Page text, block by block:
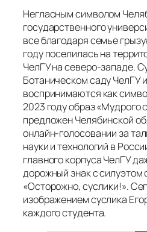
Негласным символом
государственного
все благодаря семье
году поселилась на
ЧелГУ на северо-западе.
Ботаническом саду ЧелГУ
воспринимаются как
2023 году образ «Мудрого
предложен Челябинской
онлайн-голосовании за
науки и технологий в
главного корпуса ЧелГУ
дорожный знак с силуэтом
«Осторожно, суслики!».
изображением суслика
каждого студента.